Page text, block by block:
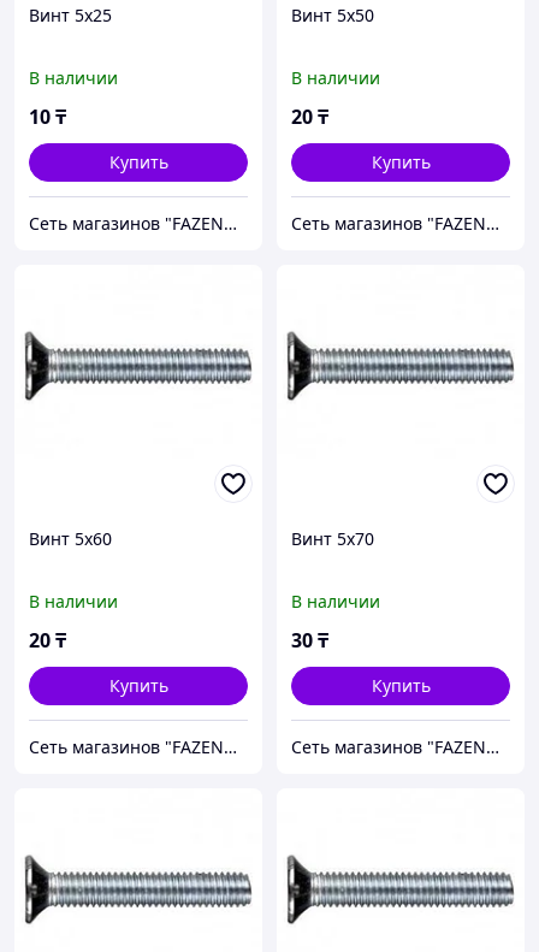
Винт 5х25
В наличии
10₸
Купить
Сеть магазинов "FAZENDA" ТОО Инкомстрой
Винт 5х50
В наличии
20₸
Купить
Сеть магазинов "FAZENDA" ТОО Инкомстрой
Винт 5х60
В наличии
20₸
Купить
Сеть магазинов "FAZENDA" ТОО Инкомстрой
Винт 5х70
В наличии
30₸
Купить
Сеть магазинов "FAZENDA" ТОО Инкомстрой